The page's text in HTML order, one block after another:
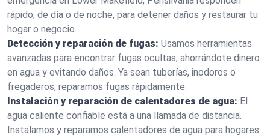
rápido, de día o de noche, para detener daños y restaurar tu
hogar o negocio.
Detección y reparación de fugas: Usamos herramientas
avanzadas para encontrar fugas ocultas, ahorrándote dinero
en agua y evitando daños. Ya sean tuberías, inodoros o
fregaderos, reparamos fugas rápidamente.
Instalación y reparación de calentadores de agua: El
agua caliente confiable está a una llamada de distancia.
Instalamos y reparamos calentadores de agua para hogares